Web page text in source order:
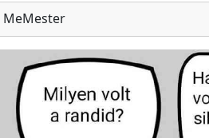
MeMester